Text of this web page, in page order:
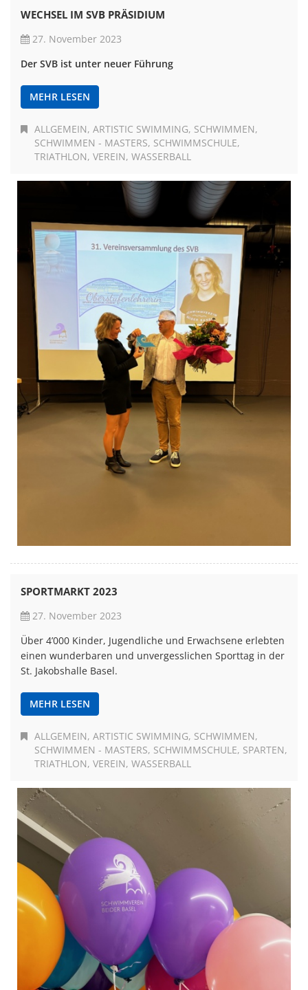
WECHSEL IM SVB PRÄSIDIUM
27. November 2023
Der SVB ist unter neuer Führung
MEHR LESEN
ALLGEMEIN ARTISTIC SWIMMING SCHWIMMEN
SCHWIMMEN - MASTERS SCHWIMMSCHULE
TRIATHLON VEREIN WASSERBALL
SPORTMARKT 2023
27. November 2023
Über 4’000 Kinder, Jugendliche und Erwachsene erlebten
einen wunderbaren und unvergesslichen Sporttag in der
St. Jakobshalle Basel.
MEHR LESEN
ALLGEMEIN ARTISTIC SWIMMING SCHWIMMEN
SCHWIMMEN - MASTERS SCHWIMMSCHULE SPARTEN
TRIATHLON VEREIN WASSERBALL